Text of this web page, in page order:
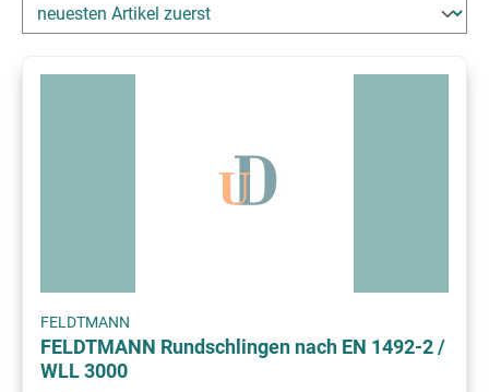
FELDTMANN
FELDTMANN Rundschlingen nach EN 1492-2 /
WLL 3000